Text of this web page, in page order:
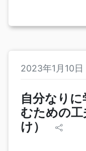
2023年1月10日
自分なり
むための
け）